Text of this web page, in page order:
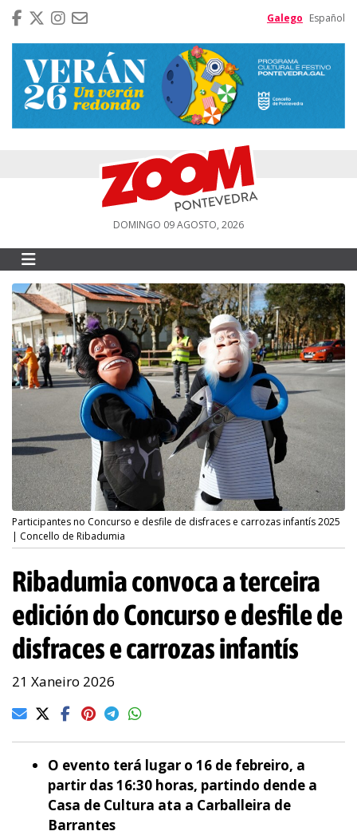
Galego Español
DOMINGO 09 AGOSTO, 2026
Participantes no Concurso e desfile de disfraces e carrozas infantís 2025
| Concello de Ribadumia
Ribadumia convoca a terceira
edición do Concurso e desfile de
disfraces e carrozas infantís
21 Xaneiro 2026
O evento terá lugar o 16 de febreiro, a
partir das 16:30 horas, partindo dende a
Casa de Cultura ata a Carballeira de
Barrantes